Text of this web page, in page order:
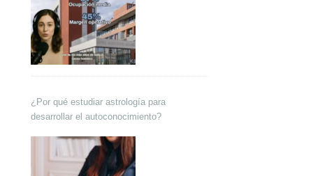
¿Por qué estudiar astrología para
desarrollar el autoconocimiento?